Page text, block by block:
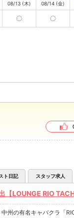
08/13 (木)
〇
08/14 (金)
〇
ト日記 スタッフ求人
LOUNGE RIO
州の有名キャバクラ「